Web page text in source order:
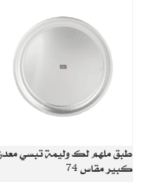
طبق ملهم لك وليمة تبسي
كبير مقاس 74